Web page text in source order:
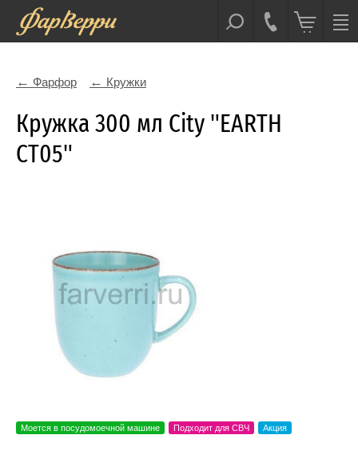
Фарфор Кружки
Кружка 300 мл City "EARTH
CT05"
Моется в посудомоечной машине Подходит для СВЧ Акция